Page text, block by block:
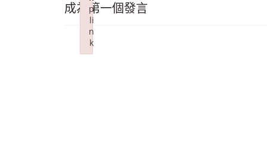
成為第一個發言
p
li
n
k
Failed to initialize plugin: wplink